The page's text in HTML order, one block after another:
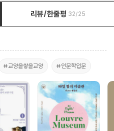
리뷰/한줄평 32/25
#교양을쌓을교양 #인문학입문